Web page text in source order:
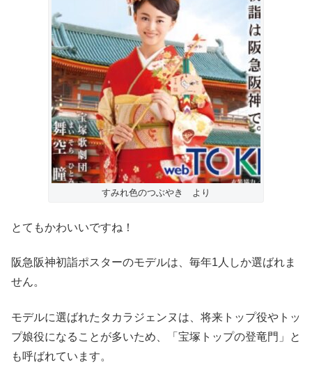
すみれ色のつぶやき より
とてもかわいいですね！
阪急阪神初詣ポスターのモデルは、毎年1人しか選ばれま
せん。
モデルに選ばれたタカラジェンヌは、将来トップ役やトッ
プ娘役になることが多いため、「宝塚トップの登竜門」と
も呼ばれています。